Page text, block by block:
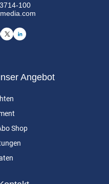
100
Angebot
Shop